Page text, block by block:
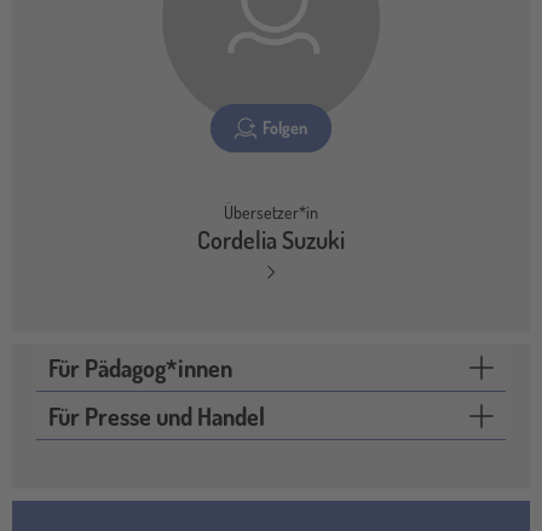
Folgen
Übersetzer*in
Cordelia Suzuki
Für Pädagog*innen
Für Presse und Handel